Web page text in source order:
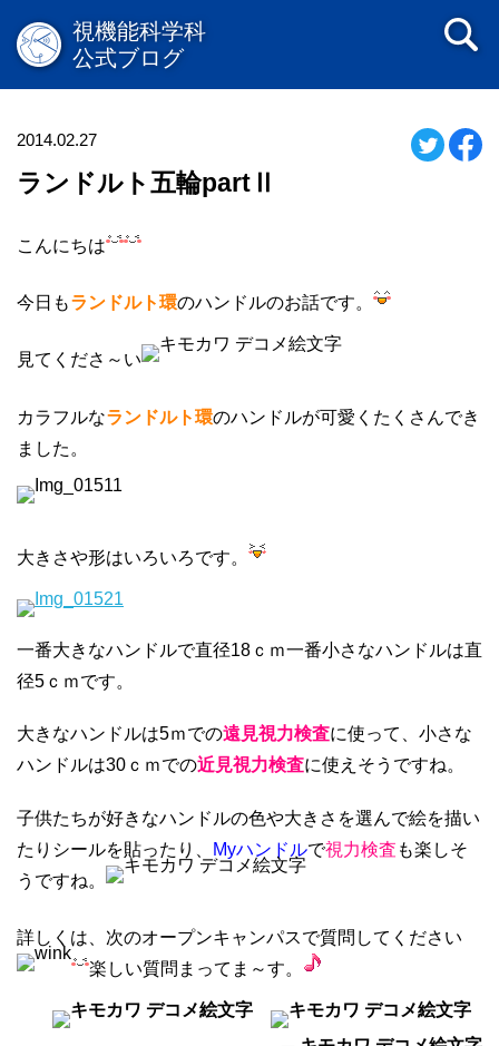
視機能科学科
公式ブログ
2014.02.27
ランドルト五輪partⅡ
こんにちは
今日もランドルト環のハンドルのお話です。
見てくださ～い
カラフルなランドルト環のハンドルが可愛くたくさんでき
ました。
大きさや形はいろいろです。
一番大きなハンドルで直径18ｃｍ一番小さなハンドルは直
径5ｃｍです。
大きなハンドルは5ｍでの遠見視力検査に使って、小さな
ハンドルは30ｃｍでの近見視力検査に使えそうですね。
子供たちが好きなハンドルの色や大きさを選んで絵を描い
たりシールを貼ったり、
Myハンドルで視力検査 も楽しそ
うですね。
詳しくは、次のオープンキャンパスで質問してください
楽しい質問まってま～す。